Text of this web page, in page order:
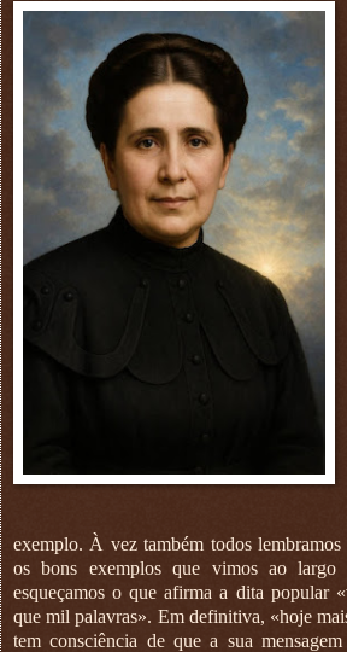
exemplo. À vez também todos
os bons exemplos que vimos ao largo
esqueçamos o que afirma a dita popular
que mil palavras». Em definitiva, «hoje
tem consciência de que a sua